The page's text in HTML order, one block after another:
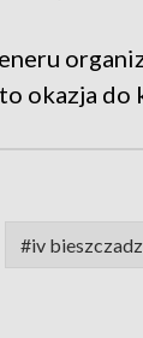
okazja do
#iv